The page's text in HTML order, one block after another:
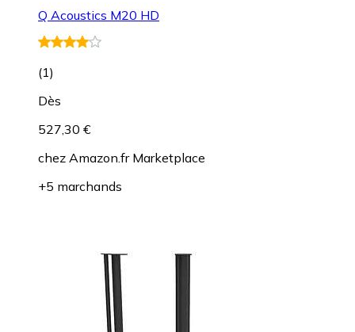
Q Acoustics M20 HD
(1)
Dès
527,30 €
chez Amazon.fr Marketplace
+5 marchands